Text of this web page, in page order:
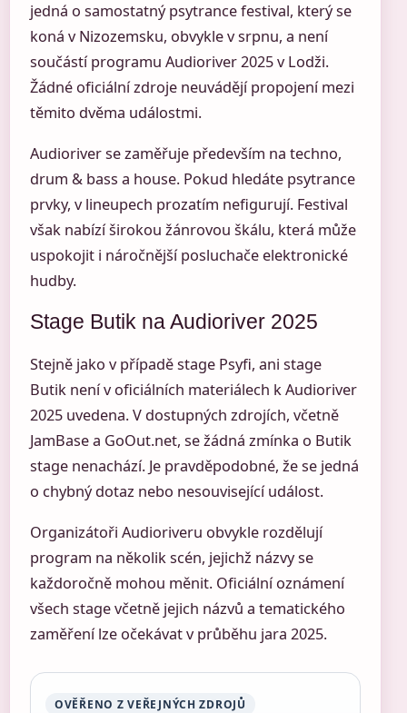
jedná o samostatný psytrance festival, který se
koná v Nizozemsku, obvykle v srpnu, a není
součástí programu Audioriver 2025 v Lodži.
Žádné oficiální zdroje neuvádějí propojení mezi
těmito dvěma událostmi.
Audioriver se zaměřuje především na techno,
drum & bass a house. Pokud hledáte psytrance
prvky, v lineupech prozatím nefigurují. Festival
však nabízí širokou žánrovou škálu, která může
uspokojit i náročnější posluchače elektronické
hudby.
Stage Butik na Audioriver 2025
Stejně jako v případě stage Psyfi, ani stage
Butik není v oficiálních materiálech k Audioriver
2025 uvedena. V dostupných zdrojích, včetně
JamBase a GoOut.net, se žádná zmínka o Butik
stage nenachází. Je pravděpodobné, že se jedná
o chybný dotaz nebo nesouvisející událost.
Organizátoři Audioriveru obvykle rozdělují
program na několik scén, jejichž názvy se
každoročně mohou měnit. Oficiální oznámení
všech stage včetně jejich názvů a tematického
zaměření lze očekávat v průběhu jara 2025.
OVĚŘENO Z VEŘEJNÝCH ZDROJŮ